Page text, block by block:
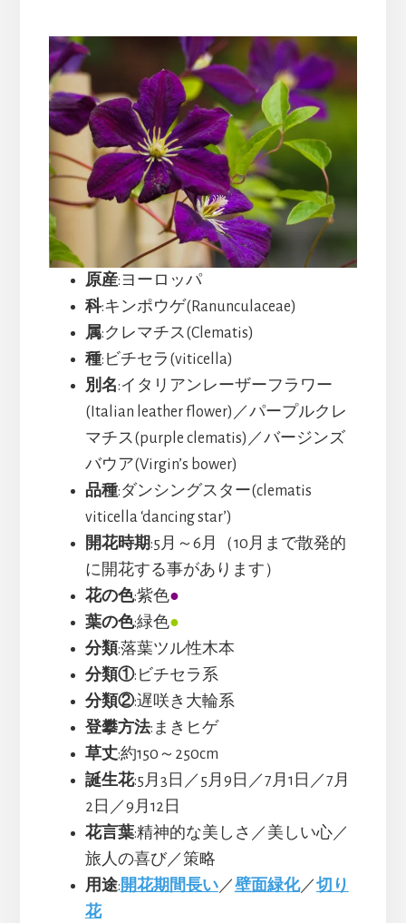
原産:ヨーロッパ
科:キンポウゲ(Ranunculaceae)
属:クレマチス(Clematis)
種:ビチセラ(viticella)
別名:イタリアンレーザーフラワー
(Italian leather flower)／パープルクレ
マチス(purple clematis)／バージンズ
バウア(Virgin’s bower)
品種:ダンシングスター(clematis
viticella ‘dancing star’)
開花時期:5月～6月（10月まで散発的
に開花する事があります）
花の色:紫色●
葉の色:緑色●
分類:落葉ツル性木本
分類①:ビチセラ系
分類②:遅咲き大輪系
登攀方法:まきヒゲ
草丈:約150～250cm
誕生花:5月3日／5月9日／7月1日／7月
2日／9月12日
花言葉:精神的な美しさ／美しい心／
旅人の喜び／策略
用途: 開花期間長い／壁面緑化／切り
花